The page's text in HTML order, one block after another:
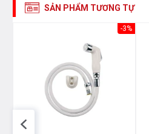
SẢN PHẨM TƯƠNG TỰ
-3%